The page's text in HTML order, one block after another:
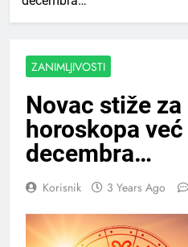
ZANIMLJIVOSTI
Novac stiže
horoskopa
decembra…
Korisnik 3 Years Ago